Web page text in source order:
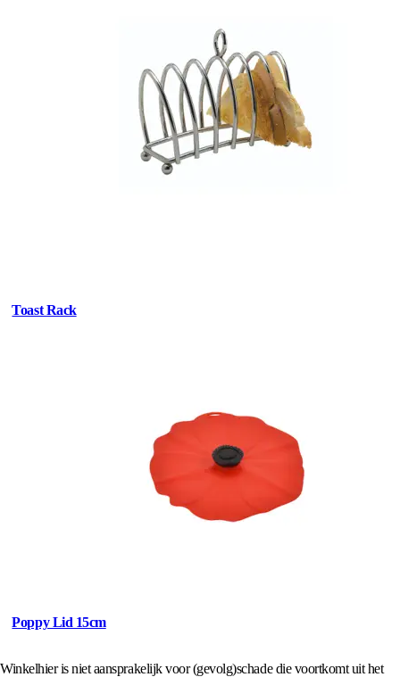
Toast Rack
Poppy Lid 15cm
Winkelhier is niet aansprakelijk voor (gevolg)schade die voortkomt uit het